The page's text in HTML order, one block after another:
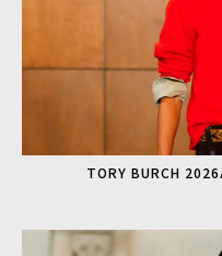
TORY BURCH